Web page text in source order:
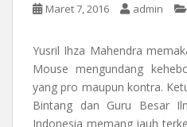
Maret 7, 2016 admin
Yusril Ihza Mahendra
Mouse mengundang
yang pro maupun kontra.
Bintang dan Guru Besar
Indonesia memang jauh